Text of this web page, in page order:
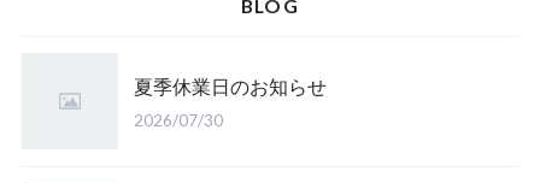
【完売】山形産 さわのはな（有機栽培米）
皇室献上米 こしひかり（長野）
鳥取県産 江府米きぬむすめ
【完売】岩手のアカシア蜜
BLOG
夏季休業日のお知らせ
2026/07/30